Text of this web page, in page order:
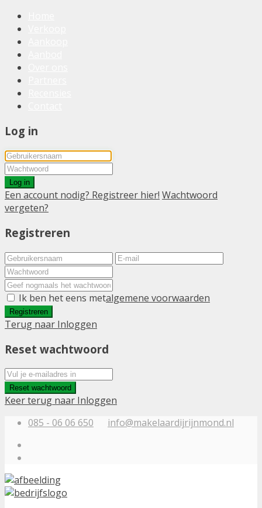
Log in
Log in
Een account nodig? Registreer hier! Wachtwoord
vergeten?
Registreren
Ik ben het eens metalgemene voorwaarden
Registreren
Terug naar Inloggen
Reset wachtwoord
Reset wachtwoord
Keer terug naar Inloggen
085 - 06 06 650
info@makelaardijrijnmond.nl